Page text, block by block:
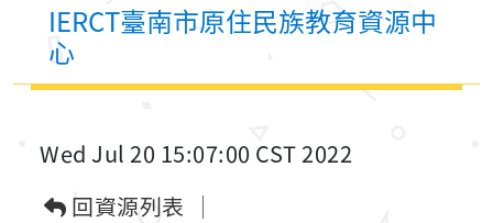
IERCT臺南市原住民族教育資源中
心
Wed Jul 20 15:07:00 CST 2022
回資源列表